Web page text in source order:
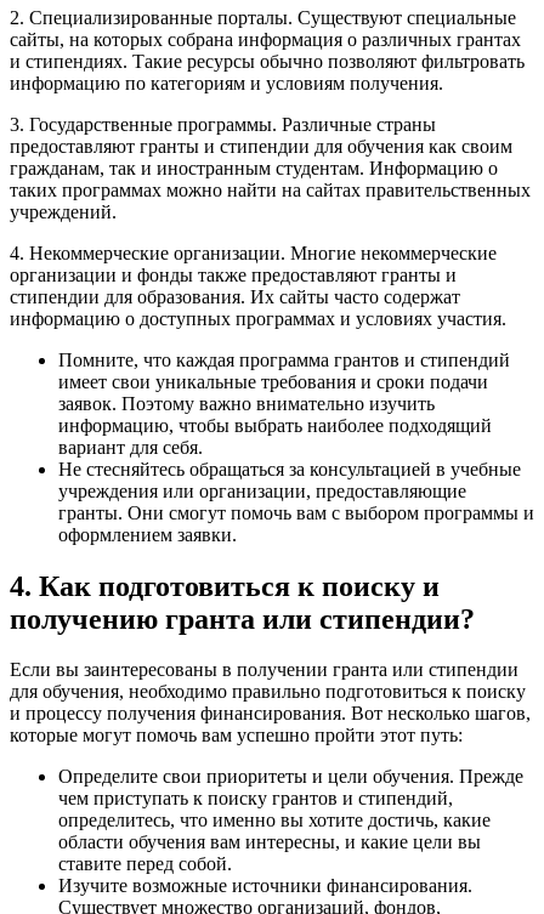
2. Специализированные порталы. Существуют специальные
сайты, на которых собрана информация о различных грантах
и стипендиях. Такие ресурсы обычно позволяют фильтровать
информацию по категориям и условиям получения.
3. Государственные программы. Различные страны
предоставляют гранты и стипендии для обучения как своим
гражданам, так и иностранным студентам. Информацию о
таких программах можно найти на сайтах правительственных
учреждений.
4. Некоммерческие организации. Многие некоммерческие
организации и фонды также предоставляют гранты и
стипендии для образования. Их сайты часто содержат
информацию о доступных программах и условиях участия.
Помните, что каждая программа грантов и стипендий
имеет свои уникальные требования и сроки подачи
заявок. Поэтому важно внимательно изучить
информацию, чтобы выбрать наиболее подходящий
вариант для себя.
Не стесняйтесь обращаться за консультацией в учебные
учреждения или организации, предоставляющие
гранты. Они смогут помочь вам с выбором программы и
оформлением заявки.
4. Как подготовиться к поиску и
получению гранта или стипендии?
Если вы заинтересованы в получении гранта или стипендии
для обучения, необходимо правильно подготовиться к поиску
и процессу получения финансирования. Вот несколько шагов,
которые могут помочь вам успешно пройти этот путь:
Определите свои приоритеты и цели обучения. Прежде
чем приступать к поиску грантов и стипендий,
определитесь, что именно вы хотите достичь, какие
области обучения вам интересны, и какие цели вы
ставите перед собой.
Изучите возможные источники финансирования.
Существует множество организаций, фондов,